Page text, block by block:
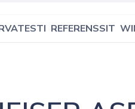
REFERENSSIT